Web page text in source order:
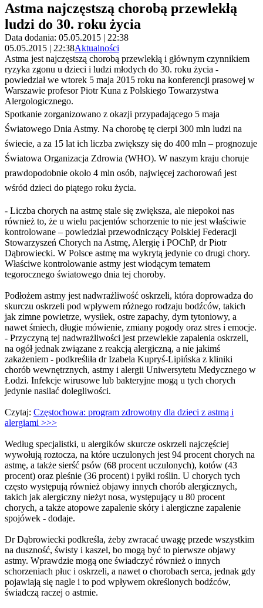
Astma najczęstszą chorobą przewlekłą
ludzi do 30. roku życia
Data dodania: 05.05.2015 | 22:38
05.05.2015 | 22:38Aktualności
Astma jest najczęstszą chorobą przewlekłą i głównym czynnikiem
ryzyka zgonu u dzieci i ludzi młodych do 30. roku życia -
powiedział we wtorek 5 maja 2015 roku na konferencji prasowej w
Warszawie profesor Piotr Kuna z Polskiego Towarzystwa
Alergologicznego.
Spotkanie zorganizowano z okazji przypadającego 5 maja
Światowego Dnia Astmy. Na chorobę tę cierpi 300 mln ludzi na
świecie, a za 15 lat ich liczba zwiększy się do 400 mln – prognozuje
Światowa Organizacja Zdrowia (WHO). W naszym kraju choruje
prawdopodobnie około 4 mln osób, najwięcej zachorowań jest
wśród dzieci do piątego roku życia.
- Liczba chorych na astmę stale się zwiększa, ale niepokoi nas
również to, że u wielu pacjentów schorzenie to nie jest właściwie
kontrolowane – powiedział przewodniczący Polskiej Federacji
Stowarzyszeń Chorych na Astmę, Alergię i POChP, dr Piotr
Dąbrowiecki. W Polsce astmę ma wykrytą jedynie co drugi chory.
Właściwe kontrolowanie astmy jest wiodącym tematem
tegorocznego światowego dnia tej choroby.
Podłożem astmy jest nadwrażliwość oskrzeli, która doprowadza do
skurczu oskrzeli pod wpływem różnego rodzaju bodźców, takich
jak zimne powietrze, wysiłek, ostre zapachy, dym tytoniowy, a
nawet śmiech, długie mówienie, zmiany pogody oraz stres i emocje.
- Przyczyną tej nadwrażliwości jest przewlekłe zapalenia oskrzeli,
na ogół jednak związane z reakcją alergiczną, a nie jakimś
zakażeniem - podkreśliła dr Izabela Kupryś-Lipińska z kliniki
chorób wewnętrznych, astmy i alergii Uniwersytetu Medycznego w
Łodzi. Infekcje wirusowe lub bakteryjne mogą u tych chorych
jedynie nasilać dolegliwości.
Czytaj: Częstochowa: program zdrowotny dla dzieci z astmą i
alergiami >>>
Według specjalistki, u alergików skurcze oskrzeli najczęściej
wywołują roztocza, na które uczulonych jest 94 procent chorych na
astmę, a także sierść psów (68 procent uczulonych), kotów (43
procent) oraz pleśnie (36 procent) i pyłki roślin. U chorych tych
często występują również objawy innych chorób alergicznych,
takich jak alergiczny nieżyt nosa, występujący u 80 procent
chorych, a także atopowe zapalenie skóry i alergiczne zapalenie
spojówek - dodaje.
Dr Dąbrowiecki podkreśla, żeby zwracać uwagę przede wszystkim
na duszność, świsty i kaszel, bo mogą być to pierwsze objawy
astmy. Wprawdzie mogą one świadczyć również o innych
schorzeniach płuc i oskrzeli, a nawet o chorobach serca, jednak gdy
pojawiają się nagle i to pod wpływem określonych bodźców,
świadczą raczej o astmie.